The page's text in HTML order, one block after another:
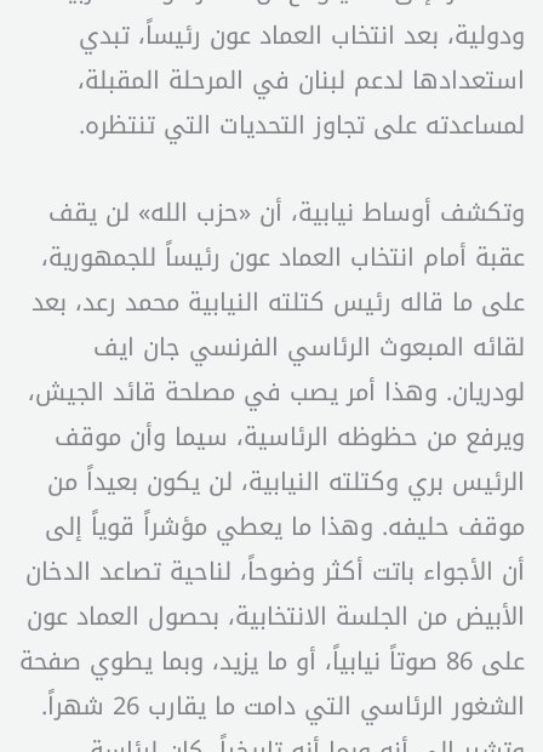
ودولية، بعد انتخاب العماد عون رئيساً، تبدي
استعدادها لدعم لبنان في المرحلة المقبلة،
لمساعدته على تجاوز التحديات التي تنتظره.
وتكشف أوساط نيابية، أن «حزب الله» لن يقف
عقبة أمام انتخاب العماد عون رئيساً للجمهورية،
على ما قاله رئيس كتلته النيابية محمد رعد، بعد
لقائه المبعوث الرئاسي الفرنسي جان ايف
لودريان. وهذا أمر يصب في مصلحة قائد الجيش،
ويرفع من حظوظه الرئاسية، سيما وأن موقف
الرئيس بري وكتلته النيابية، لن يكون بعيداً من
موقف حليفه. وهذا ما يعطي مؤشراً قوياً إلى
أن الأجواء باتت أكثر وضوحاً، لناحية تصاعد الدخان
الأبيض من الجلسة الانتخابية، بحصول العماد عون
على 86 صوتاً نيابياً، أو ما يزيد، وبما يطوي صفحة
الشغور الرئاسي التي دامت ما يقارب 26 شهراً.